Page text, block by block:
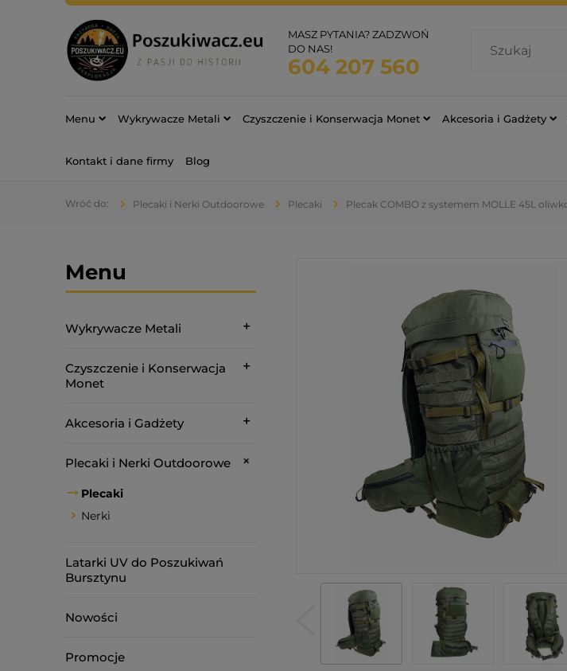
MASZ PYTANIA? ZADZWOŃ
DO NAS!
604 207 560
Menu Wykrywacze Metali Czyszczenie i Konserwacja Monet Akcesoria i Gadżety
Kontakt i dane firmy Blog
Plecaki i Nerki Outdoorowe Plecaki Plecak COMBO z systemem MOLLE 45L
Menu
Wykrywacze Metali
Czyszczenie i Konserwacja
Monet
Akcesoria i Gadżety
Plecaki i Nerki Outdoorowe
Plecaki
Nerki
Latarki UV do Poszukiwań
Bursztynu
Nowości
Promocje